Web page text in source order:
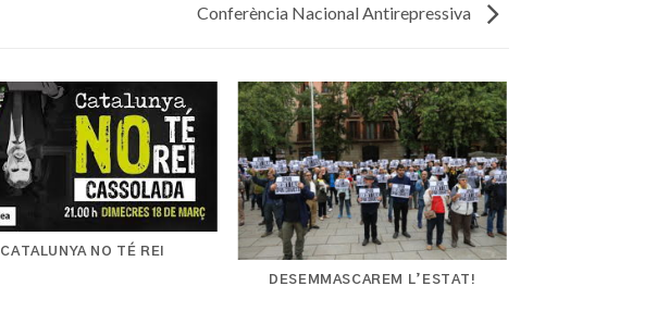
Conferència Nacional Antirepressiva
CATALUNYA NO TÉ REI
DESEMMASCAREM L’ESTAT!